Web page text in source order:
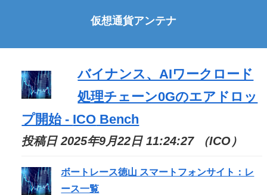
仮想通貨アンテナ
バイナンス、AIワークロード
処理チェーン0Gのエアドロッ
プ開始 - ICO Bench
投稿日 2025年9月22日 11:24:27 （ICO）
ボートレース徳山 スマートフォンサイト：レ
ース一覧